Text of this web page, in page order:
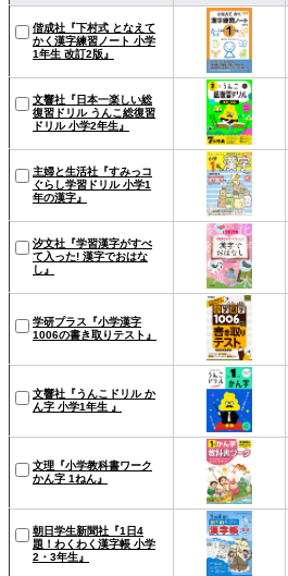
偕成社『下村式 となえて
かく漢字練習ノート 小学
1年生 改訂2版』
文響社『日本一楽しい総
復習ドリル うんこ総復習
ドリル 小学2年生』
主婦と生活社『すみっコ
ぐらし学習ドリル 小学1
年の漢字』
汐文社『学習漢字がすべ
て入った! 漢字でおはな
し』
学研プラス『小学漢字
1006の書き取りテスト』
文響社『うんこドリル か
ん字 小学1年生 』
文理『小学教科書ワーク
かん字 1ねん』
朝日学生新聞社『1日4
題！わくわく漢字帳 小学
2・3年生』